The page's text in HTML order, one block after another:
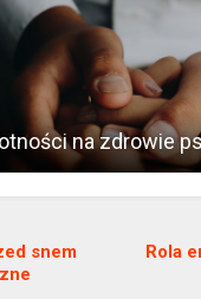
na zdrowie
snem
Rola